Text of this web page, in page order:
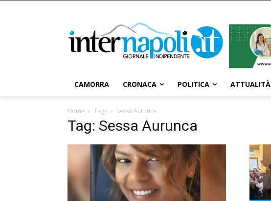
CAMORRA CRONACA POLITICA ATTUALITÀ
Home Tags Sessa Aurunca
Tag: Sessa Aurunca